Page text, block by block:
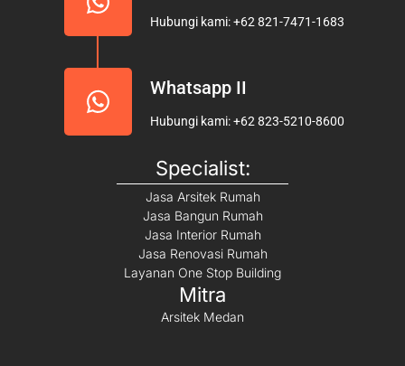
Hubungi kami: +62 821-7471-1683
Whatsapp II
Hubungi kami: +62 823-5210-8600
Specialist:
Jasa Arsitek Rumah
Jasa Bangun Rumah
Jasa Interior Rumah
Jasa Renovasi Rumah
Layanan One Stop Building
Mitra
Arsitek Medan